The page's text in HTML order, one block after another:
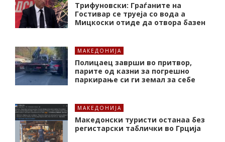
Трифуновски: Граѓаните на
Гостивар се труеја со вода а
Мицкоски отиде да отвора базен
МАКЕДОНИЈА
Полицаец заврши во притвор,
парите од казни за погрешно
паркирање си ги земал за себе
МАКЕДОНИЈА
Македонски туристи останаа без
регистарски таблички во Грција